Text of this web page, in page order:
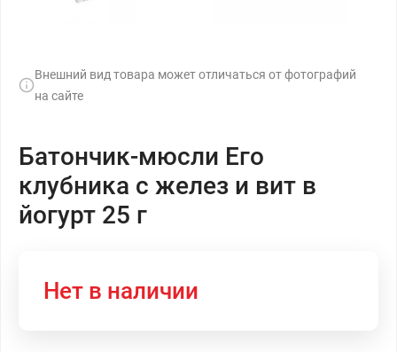
Внешний вид товара может отличаться от фотографий
на сайте
Батончик-мюсли Его
клубника с желез и вит в
йогурт 25 г
Нет в наличии